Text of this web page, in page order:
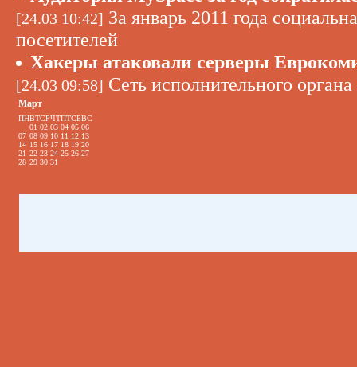
[24.03 10:42] За январь 2011 года
посетителей
Хакеры атаковали серверы
[24.03 09:58] Сеть исполнительного
Март
ПНВТСРЧТПТСБВС
01 02 03 04 05 06
07 08 09 10 11 12 13
14 15 16 17 18 19 20
21 22 23 24 25 26 27
28 29 30 31